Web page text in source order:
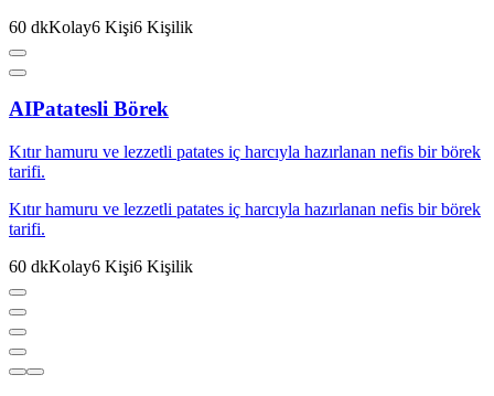
60 dkKolay6 Kişi6 Kişilik
AIPatatesli Börek
Kıtır hamuru ve lezzetli patates iç harcıyla hazırlanan nefis bir börek
tarifi.
Kıtır hamuru ve lezzetli patates iç harcıyla hazırlanan nefis bir börek
tarifi.
60 dkKolay6 Kişi6 Kişilik